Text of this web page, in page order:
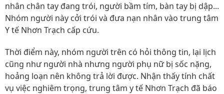
nhân chân tay đang trói, người bầm tím, bàn tay bị dập...
Nhóm người này cởi trói và đưa nạn nhân vào trung tâm
Y tế Nhơn Trạch cấp cứu.
Thời điểm này, nhóm người trên có hỏi thông tin, lại lịch
cũng như người nhà nhưng người phụ nữ bị sốc nặng,
hoảng loạn nên không trả lời được. Nhận thấy tính chất
vụ việc nghiêm trọng, trung tâm y tế Nhơn Trạch đã báo